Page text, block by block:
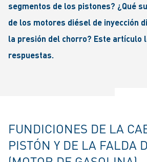
segmentos de los pistones? ¿Qué
de los motores diésel de inyección
la presión del chorro? Este artículo
respuestas.
FUNDICIONES DE LA
PISTÓN Y DE LA FALDA